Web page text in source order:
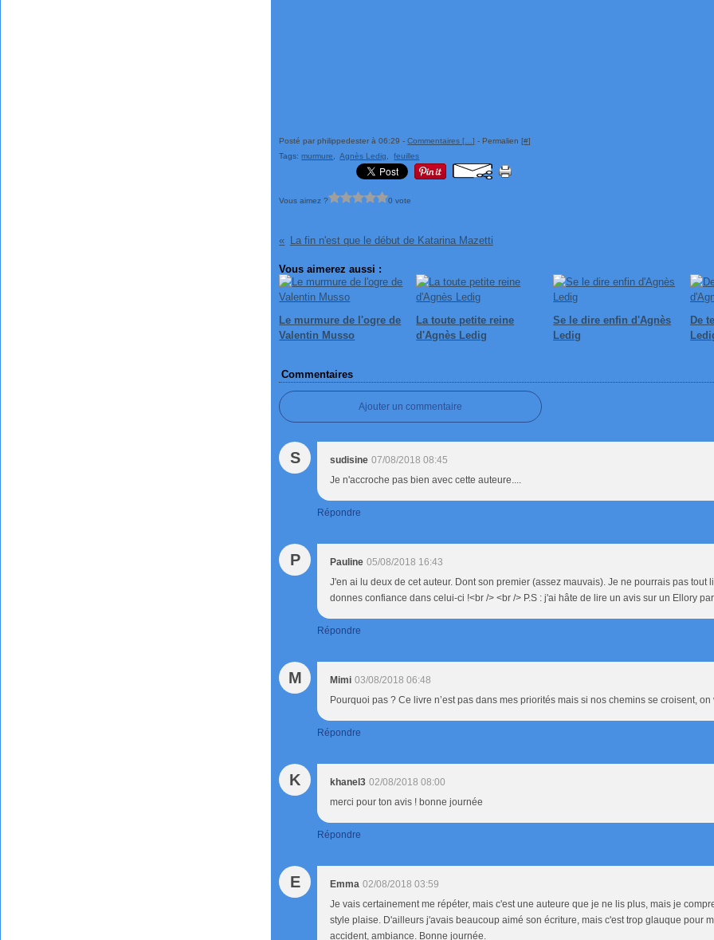
Posté par philippedester à 06:29 -Commentaires [ …] - Permalien [#]
Tags:murmure ,Agnès Ledig ,feuilles
Vous aimez ? 0 vote
La fin n'est que le début de Katarina Mazetti
Vous aimerez aussi :
Le murmure de l'ogre de
Valentin Musso
La toute petite reine
d'Agnès Ledig
Se le dire enfin d'Agnès
Ledig
De
Commentaires
Ajouter un commentaire
S sudisine 07/08/2018 08:45
Je n'accroche pas bien avec cette auteure....
Répondre
P Pauline 05/08/2018 16:43
J'en ai lu deux de cet auteur. Dont son premier (assez mauvais). Je ne pourrais pas tout
donnes confiance dans celui-ci !<br /> <br /> P.S : j'ai hâte de lire un avis sur un Ellory
Répondre
M Mimi 03/08/2018 06:48
Pourquoi pas ? Ce livre n’est pas dans mes priorités mais si nos chemins se croisent, on
Répondre
K khanel3 02/08/2018 08:00
merci pour ton avis ! bonne journée
Répondre
E Emma 02/08/2018 03:59
Je vais certainement me répéter, mais c'est une auteure que je ne lis plus, mais je
style plaise. D'ailleurs j'avais beaucoup aimé son écriture, mais c'est trop glauque pour
accident, ambiance. Bonne journée.